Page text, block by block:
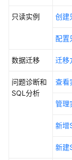
只读实例 创建
配置
数据迁移 迁移
问题诊断和
SQL分析
查看
管理
新增
新建